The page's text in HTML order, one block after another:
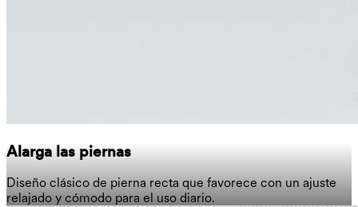
Alarga las piernas
Diseño clásico de pierna recta que favorece con un ajuste
relajado y cómodo para el uso diario.